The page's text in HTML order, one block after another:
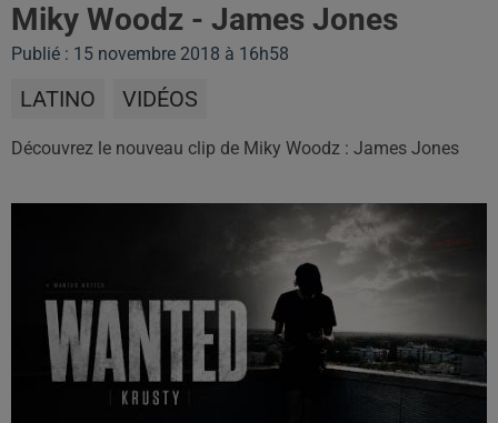
Miky Woodz - James Jones
Publié : 15 novembre 2018 à 16h58
LATINO VIDÉOS
Découvrez le nouveau clip de Miky Woodz : James Jones